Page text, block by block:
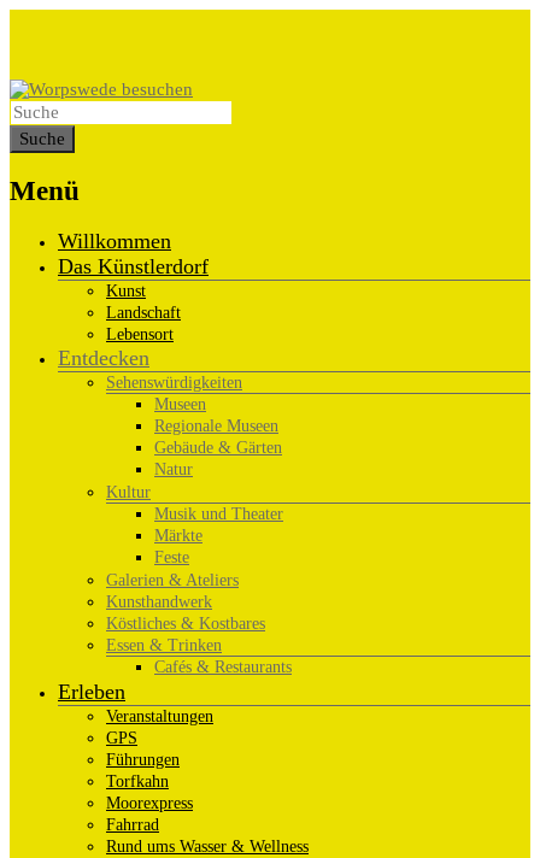
Menü
Willkommen
Das Künstlerdorf
Kunst
Landschaft
Lebensort
Entdecken
Sehenswürdigkeiten
Museen
Regionale Museen
Gebäude & Gärten
Natur
Kultur
Musik und Theater
Märkte
Feste
Galerien & Ateliers
Kunsthandwerk
Köstliches & Kostbares
Essen & Trinken
Cafés & Restaurants
Erleben
Veranstaltungen
GPS
Führungen
Torfkahn
Moorexpress
Fahrrad
Rund ums Wasser & Wellness